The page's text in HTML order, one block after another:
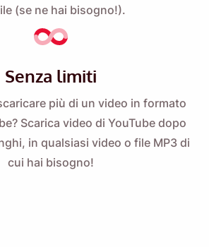
(se ne hai bisogno!).
Senza limiti
più di un video in formato
Scarica video di YouTube dopo
in qualsiasi video o file MP3 di
cui hai bisogno!